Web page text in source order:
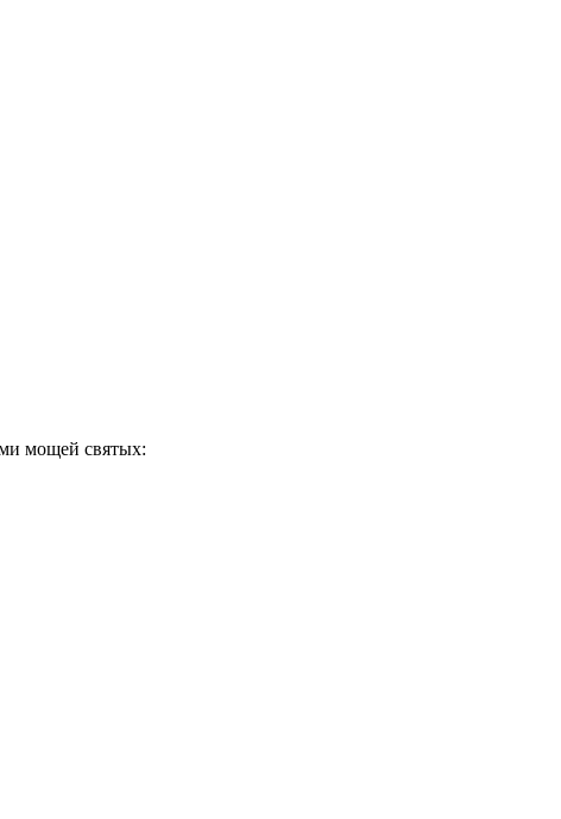
мощей святых: